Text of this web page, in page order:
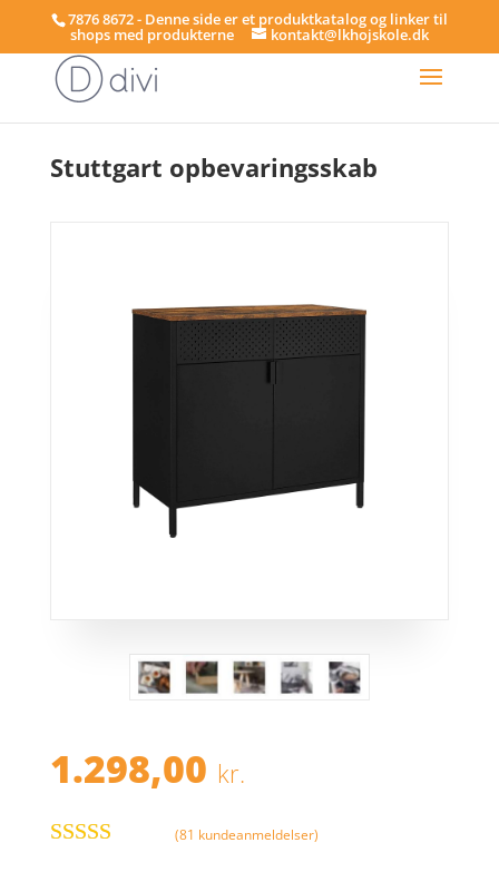
7876 8672 - Denne side er et produktkatalog og linker til
shops med produkterne kontakt@lkhojskole.dk
Stuttgart opbevaringsskab
1.298,00 kr.
(81 kundeanmeldelser)